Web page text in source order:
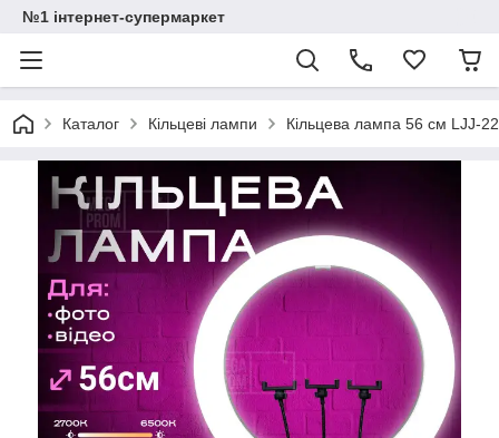
№1 інтернет-супермаркет
Каталог Кільцеві лампи Кільцева лампа 56 см LJJ-